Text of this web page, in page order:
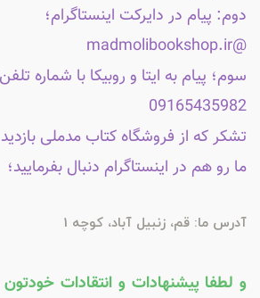
دوم: پیام در دایرکت اینستاگرام؛
@madmolibookshop.ir
سوم؛ پیام به ایتا و روبیکا با شماره
09165435982
تشکر که از فروشگاه کتاب مدملی
ما رو هم در اینستاگرام دنبال بفرمایید؛
آدرس ما: قم، زنبیل آباد، کوچه 1
و لطفا پیشنهادات و انتقادات